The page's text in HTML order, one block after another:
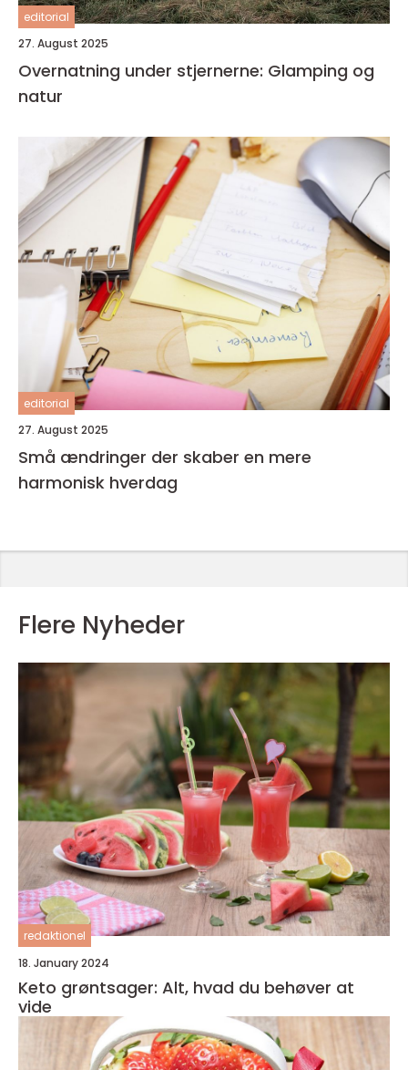
editorial
27. August 2025
Overnatning under stjernerne: Glamping og
natur
editorial
27. August 2025
Små ændringer der skaber en mere
harmonisk hverdag
Flere Nyheder
redaktionel
18. January 2024
Keto grøntsager: Alt, hvad du behøver at
vide